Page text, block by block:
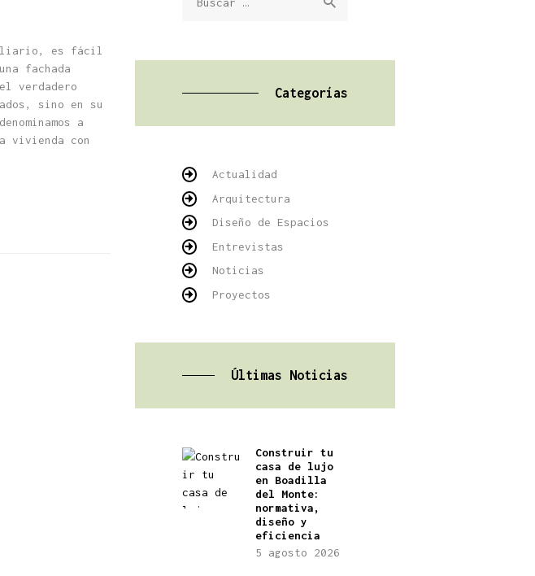
es fácil
fachada
verdadero
sino en su
a
vivienda con
Categorías
Actualidad
Arquitectura
Diseño de Espacios
Entrevistas
Noticias
Proyectos
Últimas Noticias
Construir tu
casa de lujo
en Boadilla
del Monte:
normativa,
diseño y
eficiencia
5 agosto 2026